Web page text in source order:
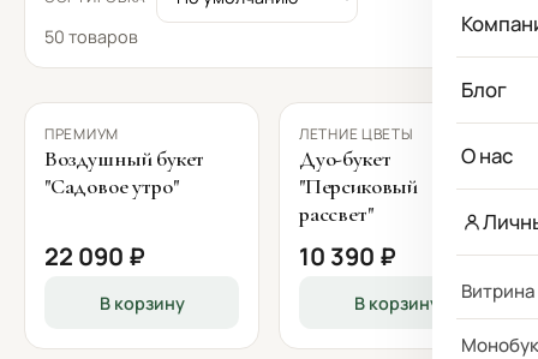
Блог
О нас
50 товаров
ПРЕМИУМ
Воздушный букет
"Садовое утро"
22 090 ₽
В корзину
ЛЕТНИЕ ЦВЕТЫ
Дуо-букет
"Персиковый
рассвет"
10 390 ₽
В корзину